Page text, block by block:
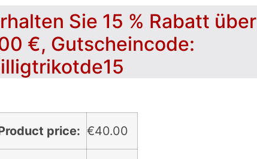
Sie 15 % Rabatt über
€, Gutscheincode:
price: €40.00